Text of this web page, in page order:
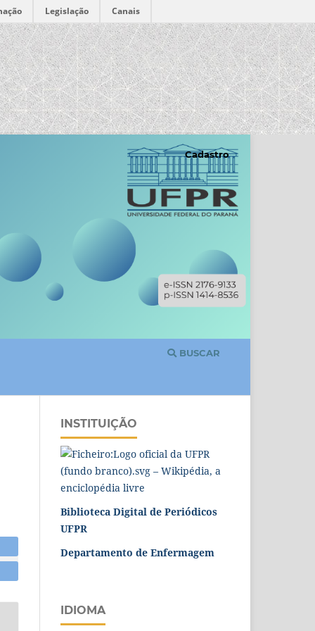
Legislação Canais
BUSCAR
Cadastro
INSTITUIÇÃO
Biblioteca Digital de Periódicos
UFPR
Departamento de Enfermagem
IDIOMA